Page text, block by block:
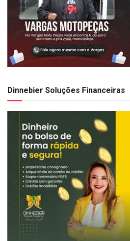
Dinnebier Soluções Financeiras